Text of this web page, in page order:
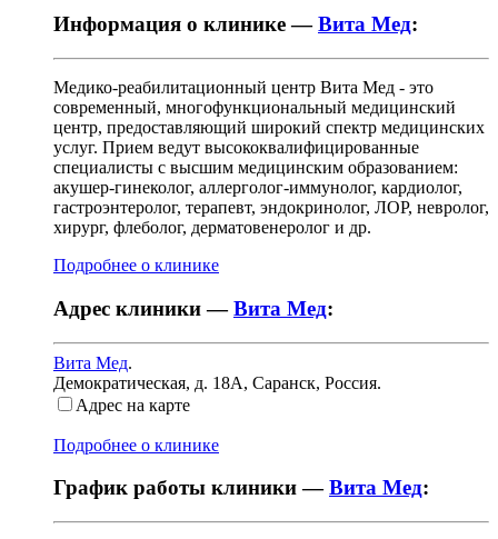
Информация о клинике —Вита Мед:
Медико-реабилитационный центр Вита Мед - это
современный, многофункциональный медицинский
центр, предоставляющий широкий спектр медицинских
услуг. Прием ведут высококвалифицированные
специалисты с высшим медицинским образованием:
акушер-гинеколог, аллерголог-иммунолог, кардиолог,
гастроэнтеролог, терапевт, эндокринолог, ЛОР, невролог,
хирург, флеболог, дерматовенеролог и др.
Подробнее о клинике
Адрес клиники —Вита Мед:
Вита Мед.
Демократическая, д. 18А, Саранск, Россия.
Адрес на карте
Подробнее о клинике
График работы клиники —Вита Мед: